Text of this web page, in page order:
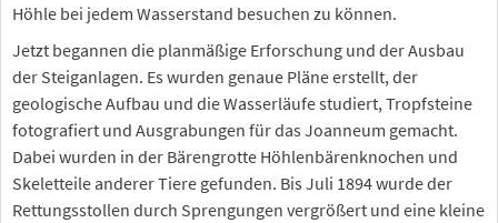
Höhle bei jedem Wasserstand besuchen zu können.
Jetzt begannen die planmäßige Erforschung und der Ausbau
der Steiganlagen. Es wurden genaue Pläne erstellt, der
geologische Aufbau und die Wasserläufe studiert, Tropfsteine
fotografiert und Ausgrabungen für das Joanneum gemacht.
Dabei wurden in der Bärengrotte Höhlenbärenknochen und
Skeletteile anderer Tiere gefunden. Bis Juli 1894 wurde der
Rettungsstollen durch Sprengungen vergrößert und eine kleine